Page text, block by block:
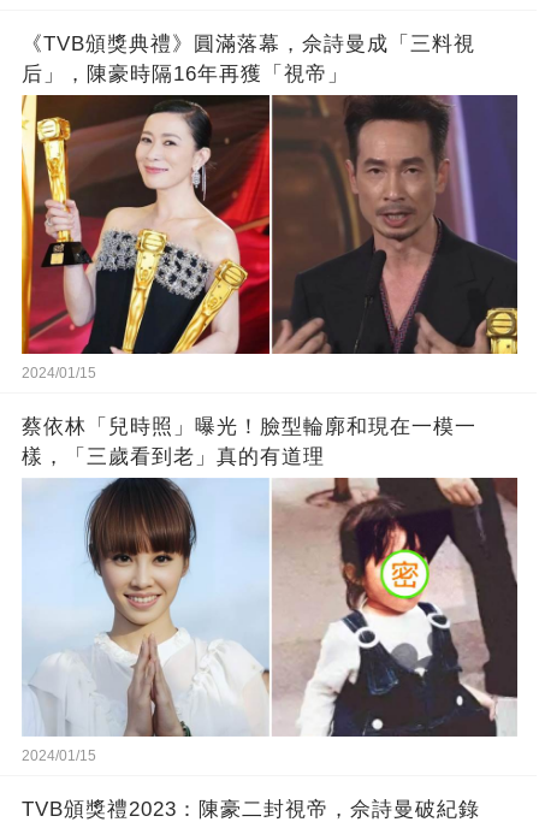
《TVB頒獎典禮》圓滿落幕，佘詩曼成「三料視
后」，陳豪時隔16年再獲「視帝」
2024/01/15
蔡依林「兒時照」曝光！臉型輪廓和現在一模一
樣，「三歲看到老」真的有道理
2024/01/15
TVB頒獎禮2023：陳豪二封視帝，佘詩曼破紀錄